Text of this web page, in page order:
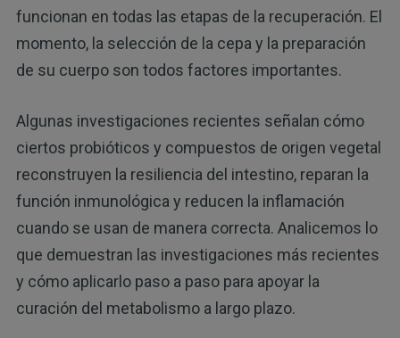
funcionan en todas las etapas de la recuperación. El
momento, la selección de la cepa y la preparación
de su cuerpo son todos factores importantes.
Algunas investigaciones recientes señalan cómo
ciertos probióticos y compuestos de origen vegetal
reconstruyen la resiliencia del intestino, reparan la
función inmunológica y reducen la inflamación
cuando se usan de manera correcta. Analicemos lo
que demuestran las investigaciones más recientes
y cómo aplicarlo paso a paso para apoyar la
curación del metabolismo a largo plazo.